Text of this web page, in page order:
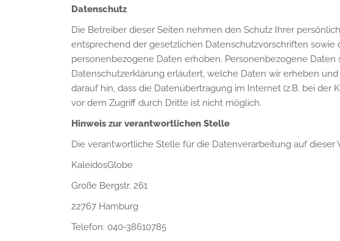
Datenschutz
Die Betreiber dieser Seiten nehmen den Schutz Ihrer
entsprechend der gesetzlichen Datenschutzvorschriften
personenbezogene Daten erhoben. Personenbezogene
Datenschutzerklärung erläutert, welche Daten wir erheben
darauf hin, dass die Datenübertragung im Internet (z.B. bei
vor dem Zugriff durch Dritte ist nicht möglich.
Hinweis zur verantwortlichen Stelle
Die verantwortliche Stelle für die Datenverarbeitung auf dieser
KaleidosGlobe
Große Bergstr. 261
22767 Hamburg
Telefon: 040-38610785